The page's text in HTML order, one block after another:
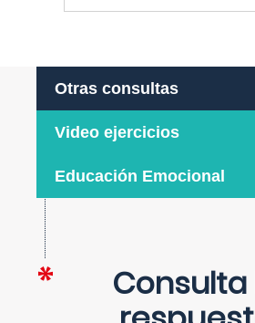
Otras consultas
Video ejercicios
Educación Emocional
Consulta